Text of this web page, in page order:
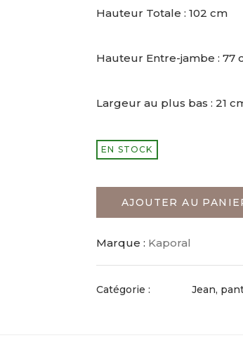
Hauteur Totale : 102 cm
Hauteur Entre-jambe : 77
Largeur au plus bas : 21
EN STOCK
AJOUTER AU
Marque : Kaporal
Catégorie : Jean,